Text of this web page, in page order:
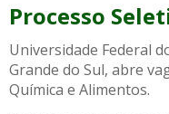
Processo
Universidade Federal
Grande do Sul, abre
Química e Alimentos.